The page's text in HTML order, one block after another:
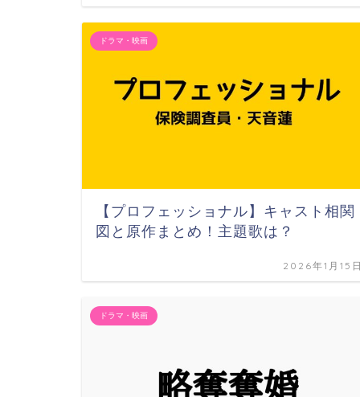
ドラマ・映画
【プロフェッショナル】キャスト相関
図と原作まとめ！主題歌は？
2026年1月15
ドラマ・映画